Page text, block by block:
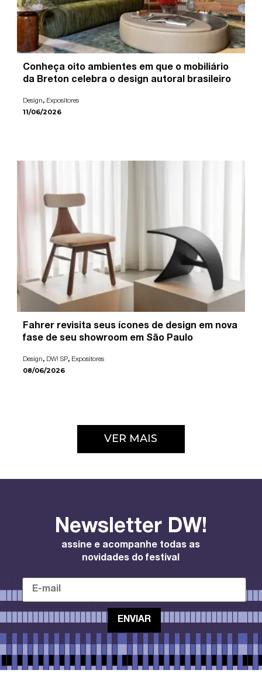
Conheça oito ambientes em que o mobiliário
da Breton celebra o design autoral brasileiro
Design, Expositores
11/06/2026
Fahrer revisita seus ícones de design em nova
fase de seu showroom em São Paulo
Design, DW! SP, Expositores
08/06/2026
VER MAIS
Newsletter DW!
assine e acompanhe todas as
novidades do festival